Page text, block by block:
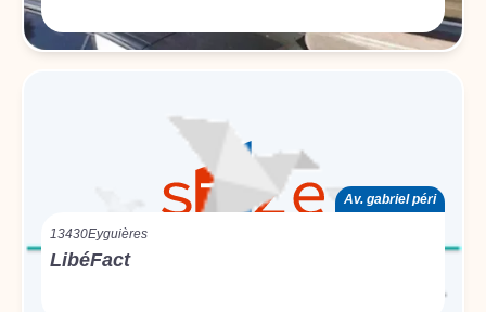
Av. gabriel péri
13430Eyguières
LibéFact